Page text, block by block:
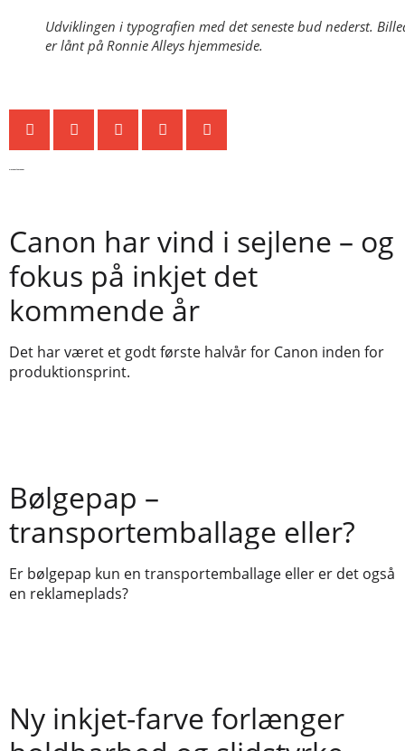
Udviklingen i typografien med det seneste bud nederst.
er lånt på Ronnie Alleys hjemmeside.
Canon har vind i sejlene – og
fokus på inkjet det
kommende år
Det har været et godt første halvår for Canon inden for
produktionsprint.
Bølgepap –
transportemballage eller?
Er bølgepap kun en transportemballage eller er det også
en reklameplads?
Ny inkjet-farve forlænger